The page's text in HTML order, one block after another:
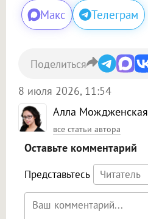
Макс Телеграм
Алла Мождженская
все статьи автора
8 июля 2026, 11:54
Поделиться
Оставьте комментарий
Представьтесь